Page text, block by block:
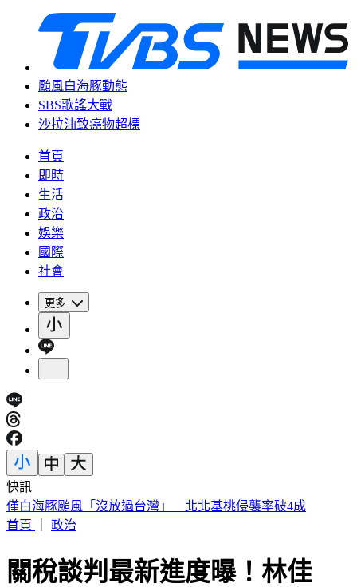
颱風白海豚動態
SBS歌謠大戰
沙拉油致癌物超標
首頁
即時
生活
政治
娛樂
國際
社會
更多
快訊
即時新聞快報！ 立即下載TVBS新聞APP
首頁
政治
關稅談判最新進度曝！林佳